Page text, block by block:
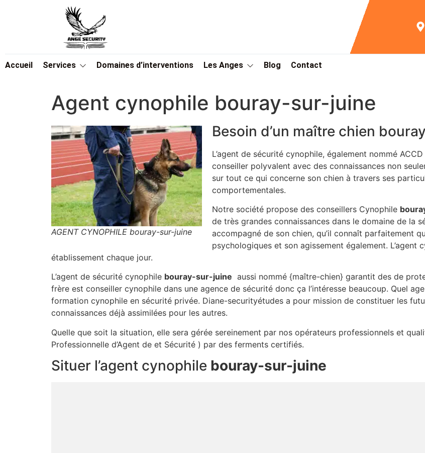
Accueil Services Domaines d’interventions Les Anges Blog Contact
Agent cynophile bouray-sur-juine
AGENT CYNOPHILE bouray-sur-juine
Besoin d’un maître chien
L’agent de sécurité cynophile, également nommé
conseiller polyvalent avec des connaissances non
sur tout ce qui concerne son chien à travers ses
comportementales.
Notre société propose des conseillers Cynophile
de très grandes connaissances dans le domaine de la
accompagné de son chien, qu’il connaît parfaitement
psychologiques et son agissement également.
établissement chaque jour.
L’agent de sécurité cynophile bouray-sur-juine aussi nommé {maître-chien} garantit des de
frère est conseiller cynophile dans une agence de sécurité donc ça l’intéresse beaucoup. Quel
formation cynophile en sécurité privée. Diane-securityétudes a pour mission de constituer les
connaissances déjà assimilées pour les autres.
Quelle que soit la situation, elle sera gérée sereinement par nos opérateurs professionnels et
Professionnelle d’Agent de et Sécurité ) par des ferments certifiés.
Situer l’agent cynophile bouray-sur-juine